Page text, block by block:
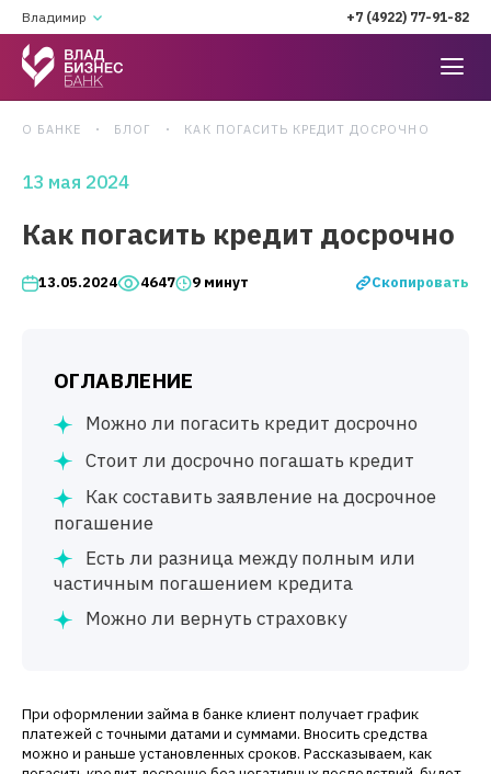
Владимир +7 (4922) 77-91-82
О БАНКЕ БЛОГ КАК ПОГАСИТЬ КРЕДИТ ДОСРОЧНО
13 мая 2024
Как погасить кредит досрочно
13.05.2024 4647 9 минут Скопировать
ОГЛАВЛЕНИЕ
Можно ли погасить кредит досрочно
Стоит ли досрочно погашать кредит
Как составить заявление на досрочное
погашение
Есть ли разница между полным или
частичным погашением кредита
Можно ли вернуть страховку
При оформлении займа в банке клиент получает график
платежей с точными датами и суммами. Вносить средства
можно и раньше установленных сроков. Рассказываем, как